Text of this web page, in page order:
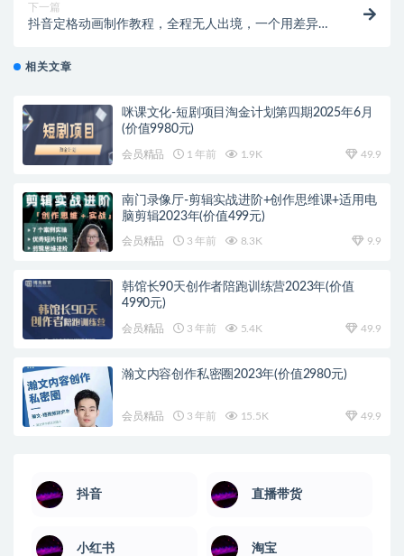
下一篇
抖音定格动画制作教程，全程无人出境，一个用差异化
相关文章
咪课文化-短剧项目淘金计划第四期2025年6月
(价值9980元)
会员精品 1 年前 1.9K 49.9
南门录像厅-剪辑实战进阶+创作思维课+适用电
脑剪辑2023年(价值499元)
会员精品 3 年前 8.3K 9.9
韩馆长90天创作者陪跑训练营2023年(价值
4990元)
会员精品 3 年前 5.4K 49.9
瀚文内容创作私密圈2023年(价值2980元)
会员精品 3 年前 15.5K 49.9
抖音 直播带货
小红书 淘宝